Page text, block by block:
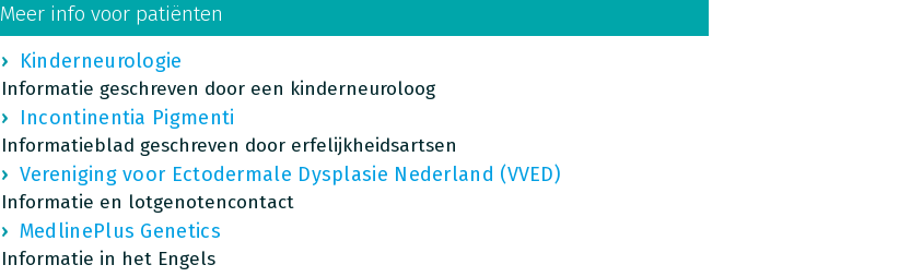
Meer info voor patiënten
Kinderneurologie
Informatie geschreven door een kinderneuroloog
Incontinentia Pigmenti
Informatieblad geschreven door erfelijkheidsartsen
Vereniging voor Ectodermale Dysplasie Nederland (VVED)
Informatie en lotgenotencontact
MedlinePlus Genetics
Informatie in het Engels